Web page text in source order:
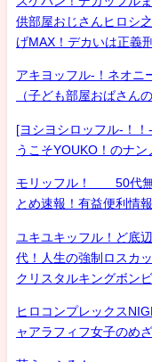
供部屋おじさんヒロシ
げMAX！デカいは正義
アキヨッフル-！ネオニ
（子ども部屋おばさん
[ヨシヨシロッフル-！
うこそYOUKO！のナ
モリッフル！ 50代無
とめ速報！有益便利情
ユキユキッフル！ど底
代！人生の強制ロスカ
クリスタルキングボン
ヒロコンプレックス
ャアラフィフ女子のめ